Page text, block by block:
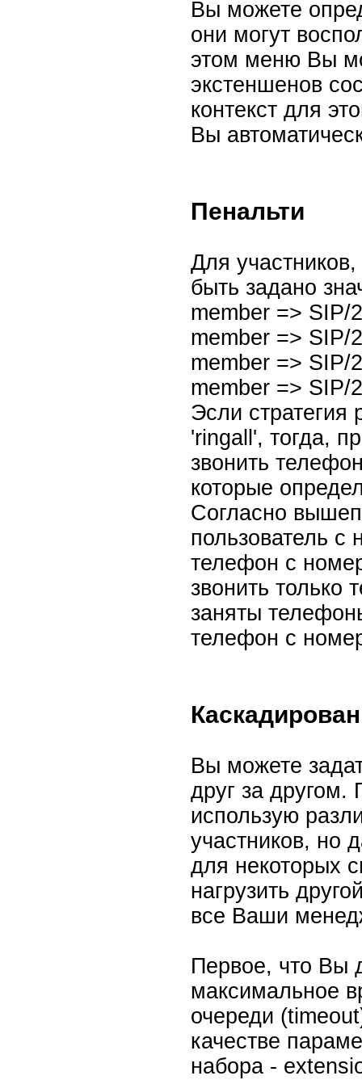
Вы можете
они могут
этом меню Вы
экстеншенов
контекст для
Вы
Пенальти
Для
быть задано
member => SIP/
member => SIP/
member => SIP/
member => SIP/
Эсли стратегия
'ringall', тогда,
звонить
которые
Согласно
пользователь с
телефон с
звонить
заняты
телефон с
Вы можете
друг за
использую
участников, но
для некоторых
нагрузить
все Ваши
Первое, что Вы
максимальное
очереди
качестве
набора -